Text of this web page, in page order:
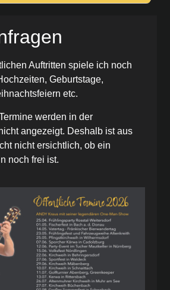
Auftritten spiele ich noch
Geburtstage,
etc.
werden in der
angezeigt. Deshalb ist aus
nicht ersichtlich, ob ein
noch frei ist.